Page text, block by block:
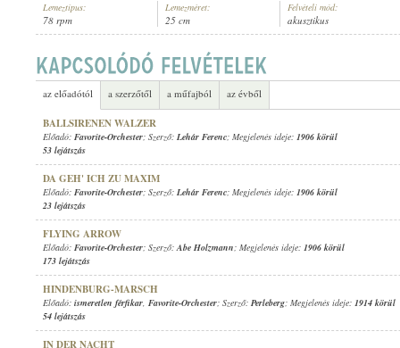
FAVORITE-ORCHESTER
Lemeztípus:
78 rpm
Lemezméret:
25 cm
Felvételi mód:
akusztikus
az előadótól a szerzőtől a műfajból az évből
BALLSIRENEN WALZER
Előadó: Favorite-Orchester; Szerző: Lehár Ferenc; Megjelenés ideje: 1906 körül
53 lejátszás
DA GEH' ICH ZU MAXIM
Előadó: Favorite-Orchester; Szerző: Lehár Ferenc; Megjelenés ideje: 1906 körül
23 lejátszás
FLYING ARROW
Előadó: Favorite-Orchester; Szerző:Abe Holzmann; Megjelenés ideje: 1906 körül
173 lejátszás
HINDENBURG-MARSCH
Előadó: ismeretlen férfikar, Favorite-Orchester; Szerző: Perleberg; Megjelenés ideje: 1914 körül
54 lejátszás
IN DER NACHT